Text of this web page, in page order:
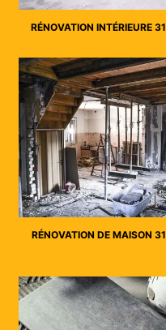
RÉNOVATION INTÉRIEURE 31
RÉNOVATION DE MAISON 31